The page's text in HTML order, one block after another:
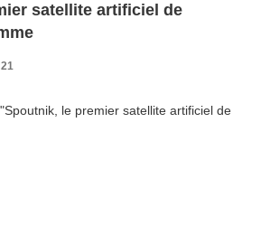
satellite artificiel de